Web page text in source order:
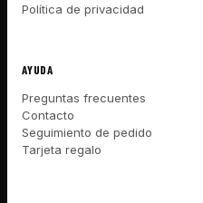
Política de privacidad
AYUDA
Preguntas frecuentes
Contacto
Seguimiento de pedido
Tarjeta regalo